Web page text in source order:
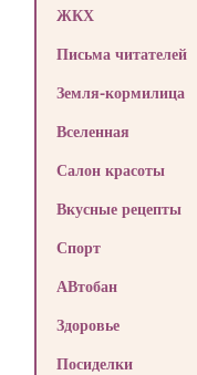
ЖКХ
Письма читателей
Земля-кормилица
Вселенная
Салон красоты
Вкусные рецепты
Спорт
АВтобан
Здоровье
Посиделки